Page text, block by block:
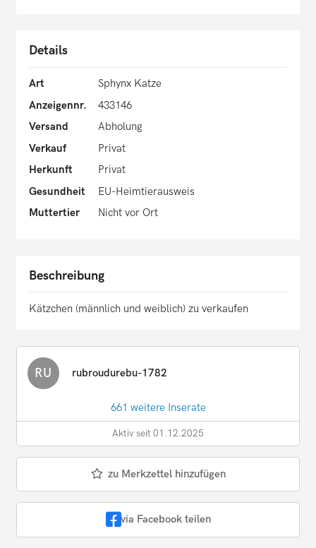
Details
Art
Sphynx Katze
Anzeigennr.
433146
Versand
Abholung
Verkauf
Privat
Herkunft
Privat
Gesundheit
EU-Heimtierausweis
Muttertier
Nicht vor Ort
Beschreibung
Kätzchen (männlich und weiblich) zu verkaufen
RU rubroudurebu-1782
661 weitere Inserate
Aktiv seit 01.12.2025
zu Merkzettel hinzufügen
via Facebook teilen